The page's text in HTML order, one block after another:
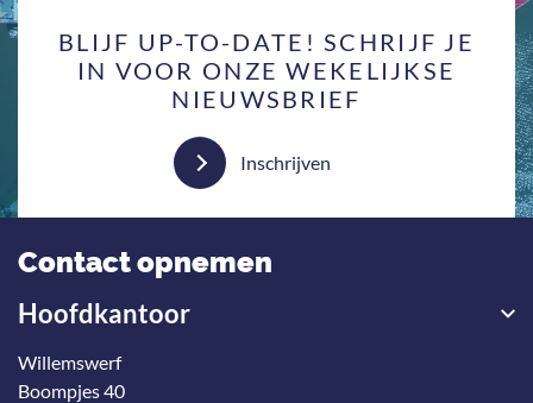
BLIJF UP-TO-DATE! SCHRIJF JE
IN VOOR ONZE WEKELIJKSE
NIEUWSBRIEF
Inschrijven
Contact opnemen
Hoofdkantoor
Willemswerf
Boompjes 40